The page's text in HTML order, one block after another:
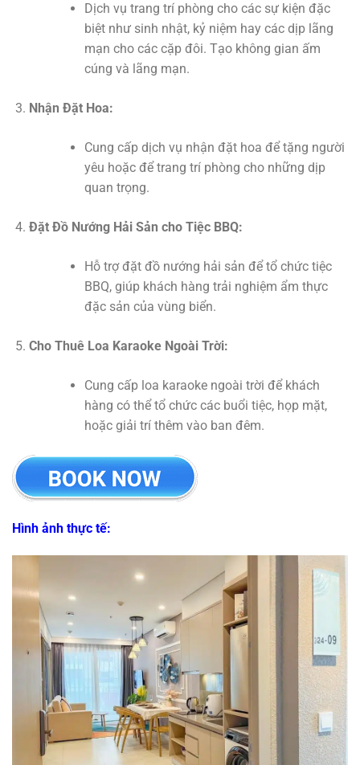
Dịch vụ trang trí phòng cho các sự kiện đặc
biệt như sinh nhật, kỷ niệm hay các dịp lãng
mạn cho các cặp đôi. Tạo không gian ấm
cúng và lãng mạn.
Nhận Đặt Hoa:
Cung cấp dịch vụ nhận đặt hoa để tặng người
yêu hoặc để trang trí phòng cho những dịp
quan trọng.
Đặt Đồ Nướng Hải Sản cho Tiệc BBQ:
Hỗ trợ đặt đồ nướng hải sản để tổ chức tiệc
BBQ, giúp khách hàng trải nghiệm ẩm thực
đặc sản của vùng biển.
Cho Thuê Loa Karaoke Ngoài Trời:
Cung cấp loa karaoke ngoài trời để khách
hàng có thể tổ chức các buổi tiệc, họp mặt,
hoặc giải trí thêm vào ban đêm.
Hình ảnh thực tế: